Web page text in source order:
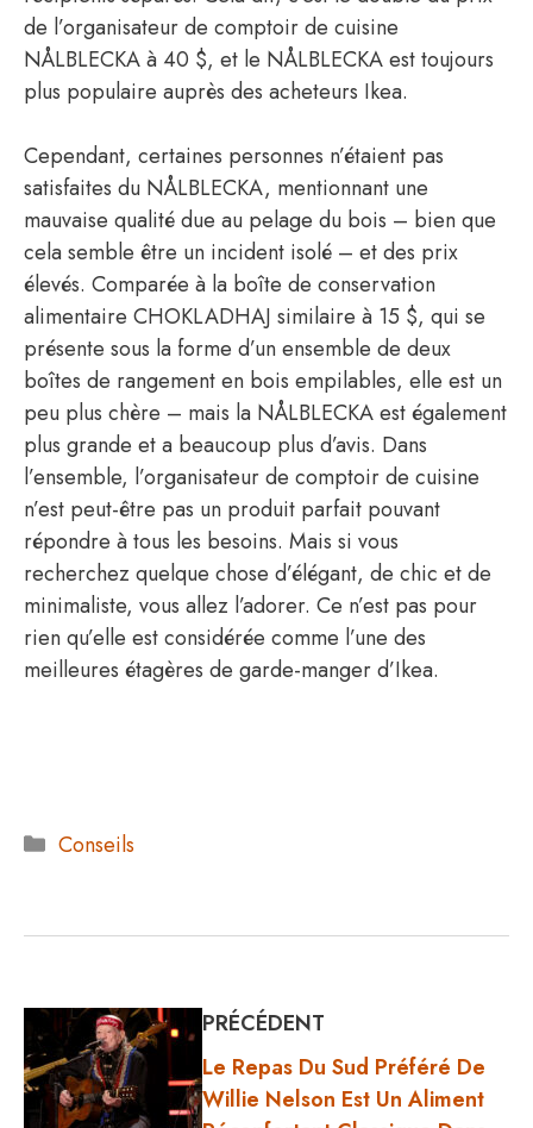
de l’organisateur de comptoir de cuisine
NÅLBLECKA à 40 $, et le NÅLBLECKA est toujours
plus populaire auprès des acheteurs Ikea.
Cependant, certaines personnes n’étaient pas
satisfaites du NÅLBLECKA, mentionnant une
mauvaise qualité due au pelage du bois – bien que
cela semble être un incident isolé – et des prix
élevés. Comparée à la boîte de conservation
alimentaire CHOKLADHAJ similaire à 15 $, qui se
présente sous la forme d’un ensemble de deux
boîtes de rangement en bois empilables, elle est un
peu plus chère – mais la NÅLBLECKA est également
plus grande et a beaucoup plus d’avis. Dans
l’ensemble, l’organisateur de comptoir de cuisine
n’est peut-être pas un produit parfait pouvant
répondre à tous les besoins. Mais si vous
recherchez quelque chose d’élégant, de chic et de
minimaliste, vous allez l’adorer. Ce n’est pas pour
rien qu’elle est considérée comme l’une des
meilleures étagères de garde-manger d’Ikea.
Catégories
Conseils
PRÉCÉDENT
Le Repas Du Sud Préféré De
Willie Nelson Est Un Aliment